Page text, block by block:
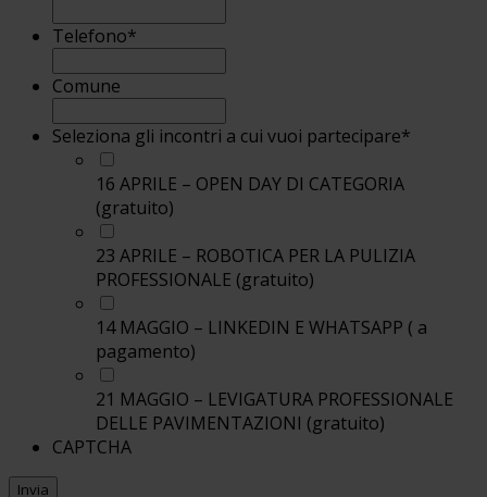
Telefono*
Comune
Seleziona gli incontri a cui vuoi partecipare*
16 APRILE – OPEN DAY DI CATEGORIA
(gratuito)
23 APRILE – ROBOTICA PER LA PULIZIA
PROFESSIONALE (gratuito)
14 MAGGIO – LINKEDIN E WHATSAPP ( a
pagamento)
21 MAGGIO – LEVIGATURA PROFESSIONALE
DELLE PAVIMENTAZIONI (gratuito)
CAPTCHA